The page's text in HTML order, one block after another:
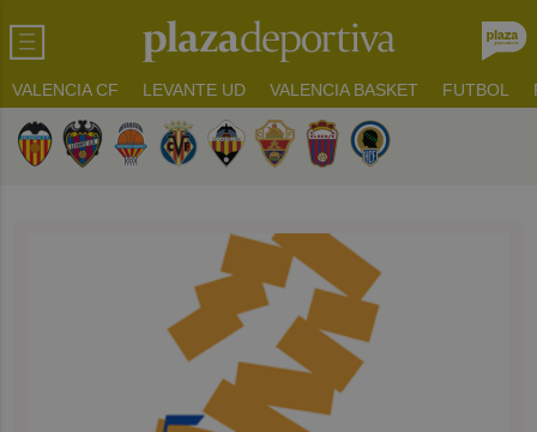
VALENCIA CF LEVANTE UD VALENCIA BASKET FUTBOL